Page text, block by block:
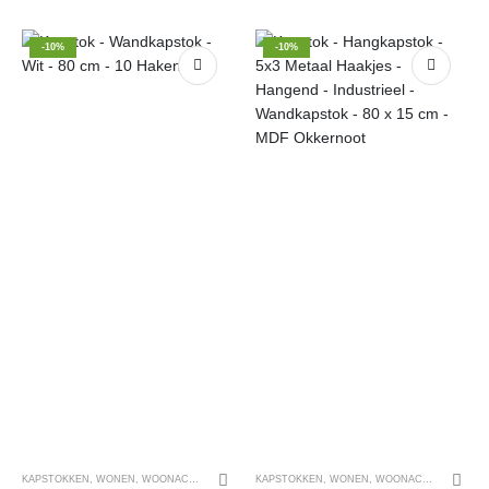
€ 39,12.
€ 35,21.
€ 34,07.
€ 30,67.
-10%
KAPSTOKKEN WONEN WOONACCESSOIRES
-10%
KAPSTOKKEN WONEN WOONACCESSOIRES